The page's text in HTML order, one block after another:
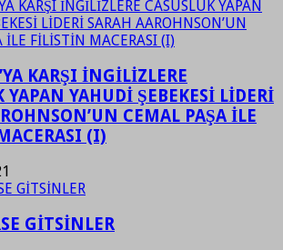
KARŞI İNGİLİZLERE
YAPAN YAHUDİ ŞEBEKESİ LİDERİ
CEMAL PAŞA İLE
(I)
GİTSİNLER